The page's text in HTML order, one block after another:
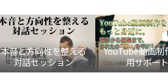
本音と方向性を整える
対話セッション
YouTube動画制
用サポート